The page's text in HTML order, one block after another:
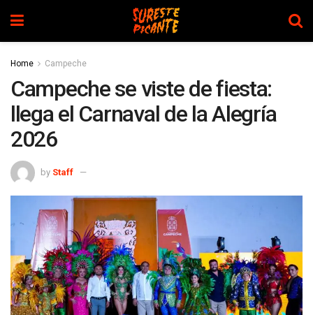
Home Campeche
Campeche se viste de fiesta:
llega el Carnaval de la Alegría
2026
by Staff